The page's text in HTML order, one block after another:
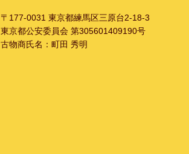
〒177-0031 東京都練馬区三原台2-18-3
東京都公安委員会 第305601409190号
古物商氏名：町田 秀明